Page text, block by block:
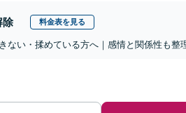
除 料金表を見る
ない・揉めている方へ｜感情と関係性も整